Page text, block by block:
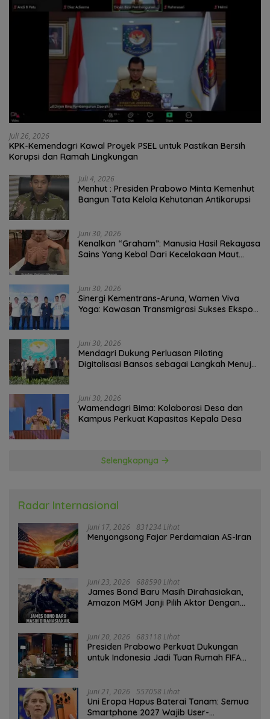
Juli 26, 2026
KPK-Kemendagri Kawal Proyek PSEL untuk Pastikan Bersih
Korupsi dan Ramah Lingkungan
Juli 4, 2026
Menhut : Presiden Prabowo Minta Kemenhut
Bangun Tata Kelola Kehutanan Antikorupsi
Juni 30, 2026
Kenalkan “Graham”: Manusia Hasil Rekayasa
Sains Yang Kebal Dari Kecelakaan Maut
Juni 30, 2026
Sinergi Kementrans-Aruna, Wamen Viva
Yoga: Kawasan Transmigrasi Sukses Ekspor
Juni 30, 2026
Mendagri Dukung Perluasan Piloting
Digitalisasi Bansos sebagai Langkah Menuju
Juni 30, 2026
Wamendagri Bima: Kolaborasi Desa dan
Kampus Perkuat Kapasitas Kepala Desa
Selengkapnya
Radar Internasional
Juni 17, 2026 831234 Lihat
Menyongsong Fajar Perdamaian AS-Iran
Juni 23, 2026 688590 Lihat
James Bond Baru Masih Dirahasiakan,
Amazon MGM Janji Pilih Aktor Dengan
Juni 20, 2026 683118 Lihat
Presiden Prabowo Perkuat Dukungan
untuk Indonesia Jadi Tuan Rumah FIFA
Juni 21, 2026 557058 Lihat
Uni Eropa Hapus Baterai Tanam: Semua
Smartphone 2027 Wajib User-